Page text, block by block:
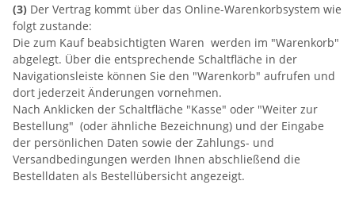
(3) Der Vertrag kommt über das Online-Warenkorbsystem wie
folgt zustande:
Die zum Kauf beabsichtigten Waren werden im "Warenkorb"
abgelegt. Über die entsprechende Schaltfläche in der
Navigationsleiste können Sie den "Warenkorb" aufrufen und
dort jederzeit Änderungen vornehmen.
Nach Anklicken der Schaltfläche "Kasse" oder "Weiter zur
Bestellung" (oder ähnliche Bezeichnung) und der Eingabe
der persönlichen Daten sowie der Zahlungs- und
Versandbedingungen werden Ihnen abschließend die
Bestelldaten als Bestellübersicht angezeigt.